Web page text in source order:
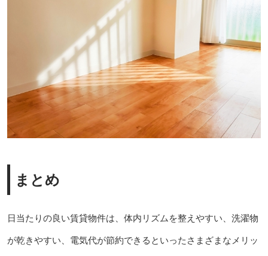
まとめ
日当たりの良い賃貸物件は、体内リズムを整えやすい、洗濯物
が乾きやすい、電気代が節約できるといったさまざまなメリッ